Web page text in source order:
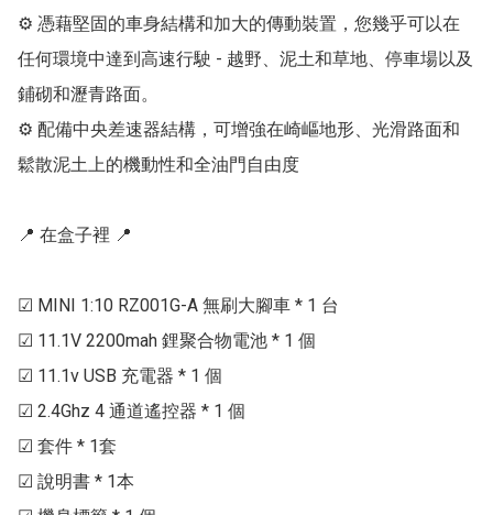
⚙ 憑藉堅固的車身結構和加大的傳動裝置，您幾乎可以在
任何環境中達到高速行駛 - 越野、泥土和草地、停車場以及
鋪砌和瀝青路面。
⚙ 配備中央差速器結構，可增強在崎嶇地形、光滑路面和
鬆散泥土上的機動性和全油門自由度
📍 在盒子裡 📍
☑ MINI 1:10 RZ001G-A 無刷大腳車 * 1 台
☑ 11.1V 2200mah 鋰聚合物電池 * 1 個
☑ 11.1v USB 充電器 * 1 個
☑ 2.4Ghz 4 通道遙控器 * 1 個
☑ 套件 * 1套
☑ 說明書 * 1本